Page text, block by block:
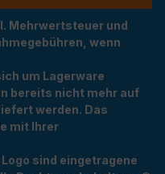
Mehrwertsteuer und
wenn
um Lagerware
bereits nicht mehr auf
werden. Das
mit Ihrer
sind eingetragene